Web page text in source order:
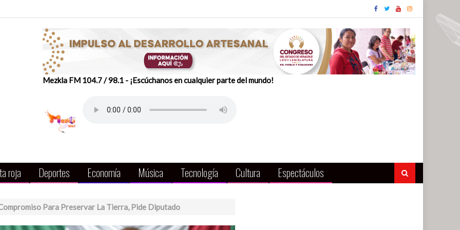
Mezkla FM 104.7 / 98.1 - ¡Escúchanos en cualquier parte del mundo!
roja Deportes Economía Música Tecnología Cultura Espectáculos
Para Preservar La Tierra, Pide Diputado